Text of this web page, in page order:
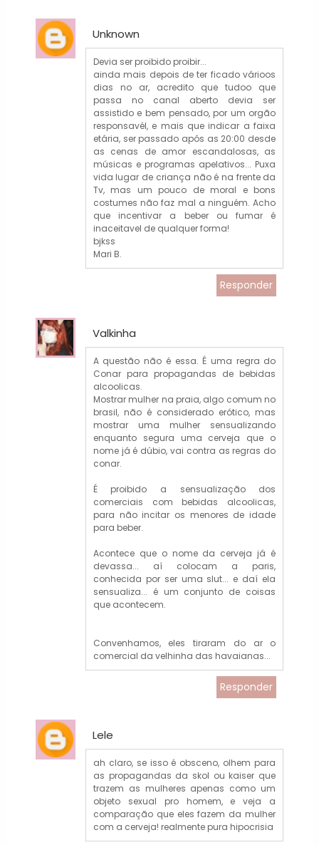
Unknown
Devia ser proibido proibir...
ainda mais depois de ter ficado várioos
dias no ar, acredito que tudoo que
passa no canal aberto devia ser
assistido e bem pensado, por um orgão
responsavél, e mais que indicar a faixa
etária, ser passado após as 20:00 desde
as cenas de amor escandalosas, as
músicas e programas apelativos... Puxa
vida lugar de criança não é na frente da
Tv, mas um pouco de moral e bons
costumes não faz mal a ninguém. Acho
que incentivar a beber ou fumar é
inaceitavel de qualquer forma!
bjkss
Mari B.
Responder
Valkinha
A questão não é essa. É uma regra do
Conar para propagandas de bebidas
alcoolicas.
Mostrar mulher na praia, algo comum no
brasil, não é considerado erótico, mas
mostrar uma mulher sensualizando
enquanto segura uma cerveja que o
nome já é dúbio, vai contra as regras do
conar.
É proibido a sensualização dos
comerciais com bebidas alcoolicas,
para não incitar os menores de idade
para beber.
Acontece que o nome da cerveja já é
devassa... aí colocam a paris,
conhecida por ser uma slut... e daí ela
sensualiza... é um conjunto de coisas
que acontecem.
Convenhamos, eles tiraram do ar o
comercial da velhinha das havaianas...
Responder
Lele
ah claro, se isso é obsceno, olhem para
as propagandas da skol ou kaiser que
trazem as mulheres apenas como um
objeto sexual pro homem, e veja a
comparação que eles fazem da mulher
com a cerveja! realmente pura hipocrisia